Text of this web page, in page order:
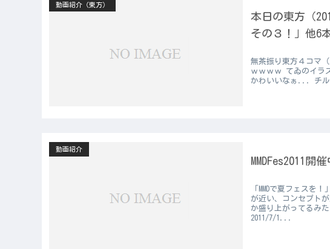
動画紹介（東方）
本日の東方（
その３！」他6
無茶振り東方４コマ
ｗｗｗｗ てゐのイラ
かわいいなぁ... チ
動画紹介
MMDFes2011開催
「MMDで夏フェスを
が近い、コンセプト
か盛り上がってるみ
2011/7/1...